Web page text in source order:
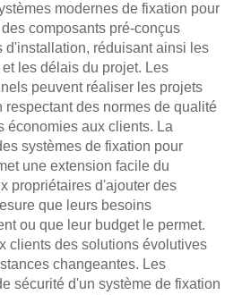
modernes de fixation pour
composants pré-conçus
d'installation, réduisant ainsi les
les délais du projet. Les
peuvent réaliser les projets
respectant des normes de qualité
économies aux clients. La
systèmes de fixation pour
une extension facile du
propriétaires d'ajouter des
que leurs besoins
ou que leur budget le permet.
clients des solutions évolutives
changeantes. Les
sécurité d'un système de fixation